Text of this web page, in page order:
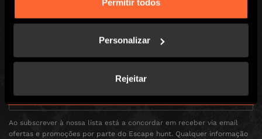
Permitir todos
Personalizar
Rejeitar
Blog
Enter your email address to receive news, offers and promotions from
Escape Hunt by email
Ao subscrever à nossa lista está a concordar em receber via email
ofertas e promoções por parte do Escape hunt. Qualquer informação